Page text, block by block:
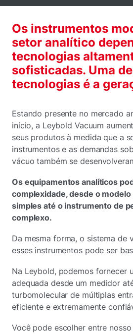
Os instrumentos
setor analítico
tecnologias
sofisticadas. Uma
tecnologias é a
Estando presente no mercado
início, a Leybold Vacuum
seus produtos à medida que a
instrumentos e as demandas
vácuo também se
Os equipamentos analíticos
complexidade, desde o modelo
simples até o instrumento de
complexo.
Da mesma forma, o sistema de
esses instrumentos pode ser
Na Leybold, podemos fornecer
adequada desde um medidor
turbomolecular de múltiplas
eficiente e extremamente
Você pode escolher entre